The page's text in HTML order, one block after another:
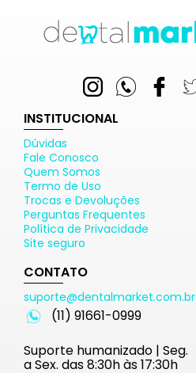
INSTITUCIONAL
Dúvidas
Fale Conosco
Quem Somos
Termo de Uso
Trocas e Devoluções
Perguntas Frequentes
Política de Privacidade
Site seguro
CONTATO
suporte@dentalmarket.com.br
(11) 91661-0999
Suporte humanizado | Seg.
a Sex. das 8:30h às 17:30h